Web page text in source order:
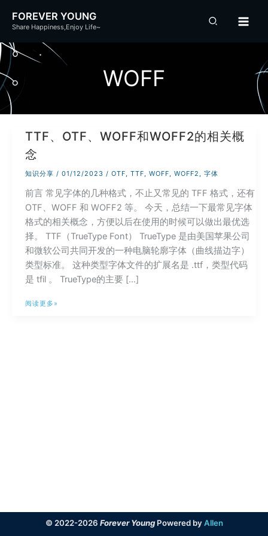
容
FOREVER YOUNG
Share Happiness,Enjoy Life~
WOFF
TTF、OTF、WOFF和WOFF2的相关概
念
知识分享 / 01/12/2023 / OTF, TTF, WOFF, WOFF2 , 字体
前言 常见字体的几种格式，不止又常见的 TFF 格式，还有
OTF、WOFF 和 WOFF2 等。 今天，总结一下最常见字体
格式的相关概念，方便以后在使用的时候可以做出最优选
择。 TTF（TrueType Font） TrueType 是由美国苹果公司
和微软公司共同开发的一种电脑轮廓字体（曲线描边字）
类型标准。 这种类型字体文件的扩展名是 .ttf，类型代码
是 tfil 。 TrueType的主要 […]
TTF、
阅读更多»
© 2022-2026 Forever YoungPowered by Allen